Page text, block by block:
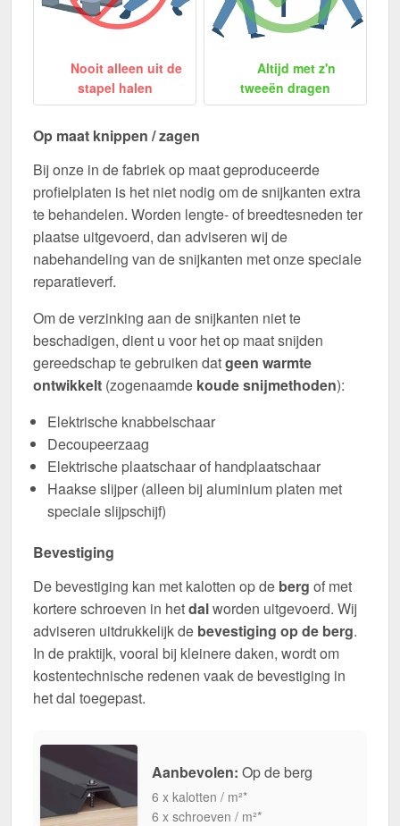
Nooit alleen uit de
stapel halen
Altijd met z'n
tweeën dragen
Op maat knippen / zagen
Bij onze in de fabriek op maat geproduceerde
profielplaten is het niet nodig om de snijkanten extra
te behandelen. Worden lengte- of breedtesneden ter
plaatse uitgevoerd, dan adviseren wij de
nabehandeling van de snijkanten met onze speciale
reparatieverf.
Om de verzinking aan de snijkanten niet te
beschadigen, dient u voor het op maat snijden
gereedschap te gebruiken datgeen warmte
ontwikkelt (zogenaamde koude snijmethoden):
Elektrische knabbelschaar
Decoupeerzaag
Elektrische plaatschaar of handplaatschaar
Haakse slijper (alleen bij aluminium platen met
speciale slijpschijf)
Bevestiging
De bevestiging kan met kalotten op de berg of met
kortere schroeven in hetdalworden uitgevoerd. Wij
adviseren uitdrukkelijk de bevestiging op de berg.
In de praktijk, vooral bij kleinere daken, wordt om
kostentechnische redenen vaak de bevestiging in
het dal toegepast.
Aanbevolen: Op de berg
6 x kalotten / m²*
6 x schroeven / m²*